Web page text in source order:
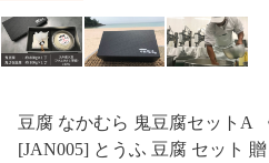
豆腐 なかむら 鬼豆腐セットA
[JAN005] とうふ 豆腐 セット